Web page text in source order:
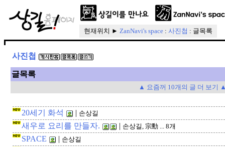
현재위치 ► ZanNavi's space : 사진첩 : 글목록
사진첩
글목록
▲ 요즘꺼 10개의 글 더 보기
20세기 화석 | 손상길
새우로 요리를 만들자. | 손상길, 宗勳 ... 8개
SPACE | 손상길